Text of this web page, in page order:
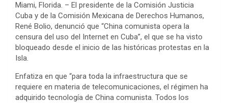
Miami, Florida. – El presidente de la Comisión Justicia
Cuba y de la Comisión Mexicana de Derechos Humanos,
René Bolio, denunció que “China comunista opera la
censura del uso del Internet en Cuba”, el que se ha visto
bloqueado desde el inicio de las históricas protestas en la
Isla.
Enfatiza en que “para toda la infraestructura que se
requiere en materia de telecomunicaciones, el régimen ha
adquirido tecnología de China comunista. Todos los